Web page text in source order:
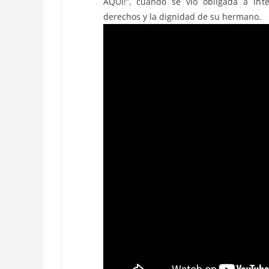
derechos y la dignidad de su hermano.